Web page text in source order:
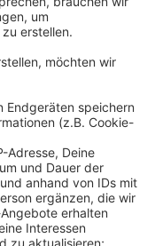
und Bettrath
bis Sonntag
Straßen ziehen.
also geimpft,
Bei den Umzügen
ein PCR-Test
anderthalb
Biergarten. Da